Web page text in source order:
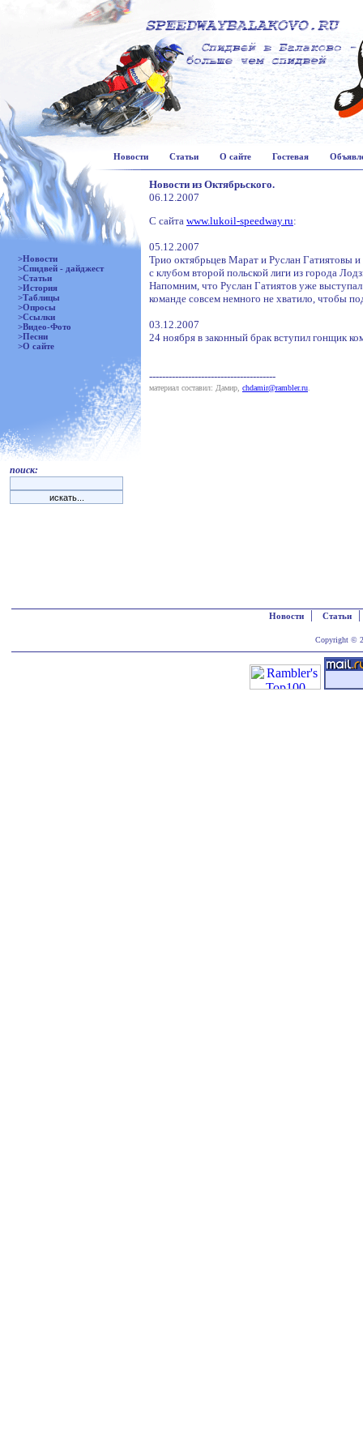
Новости Статьи О сайте Гостевая
>Новости
>Спидвей - дайджест
>Статьи
>История
>Таблицы
>Опросы
>Ссылки
>Видео-Фото
>Песни
>О сайте
поиск:
Новости из Октябрьского.
06.12.2007
С сайта www.lukoil-speedway.ru:
05.12.2007
Трио октябрьцев Марат и Руслан Гатиятовы
с клубом второй польской лиги из города
Напомним, что Руслан Гатиятов уже
команде совсем немного не хватило, чтобы
03.12.2007
24 ноября в законный брак вступил гонщик
---------------------------------------
материал составил: Дамир, chdamir@rambler.ru.
Новости| Статьи
Copyright ©